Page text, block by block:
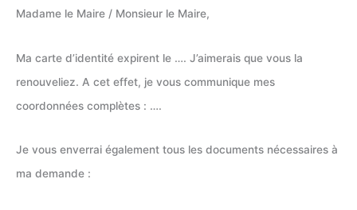
Madame le Maire / Monsieur le Maire,
Ma carte d’identité expirent le …. J’aimerais que vous la
renouveliez. A cet effet, je vous communique mes
coordonnées complètes : ….
Je vous enverrai également tous les documents nécessaires à
ma demande :